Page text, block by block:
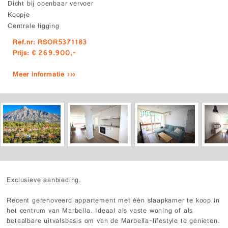
Dicht bij openbaar vervoer
Koopje
Centrale ligging
Ref.nr: RSOR5371183
Prijs: € 269.900,-
Meer informatie ›››
Exclusieve aanbieding.
Recent gerenoveerd appartement met één slaapkamer te koop in
het centrum van Marbella. Ideaal als vaste woning of als
betaalbare uitvalsbasis om van de Marbella-lifestyle te genieten.